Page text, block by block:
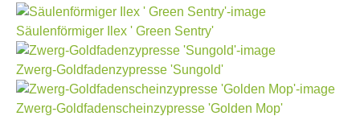
Säulenförmiger Ilex ' Green Sentry'
Zwerg-Goldfadenzypresse 'Sungold'
Zwerg-Goldfadenscheinzypresse 'Golden Mop'